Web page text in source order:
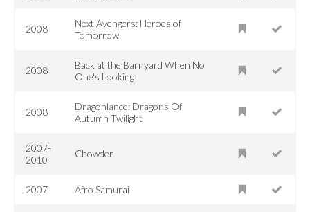
2008
Next Avengers: Heroes of
Tomorrow
2008
Back at the Barnyard When No
One's Looking
2008
Dragonlance: Dragons Of
Autumn Twilight
2007-
2010
Chowder
2007 Afro Samurai